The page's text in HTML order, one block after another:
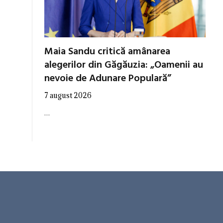
Maia Sandu critică amânarea
alegerilor din Găgăuzia: „Oamenii au
nevoie de Adunare Populară”
7 august 2026
…